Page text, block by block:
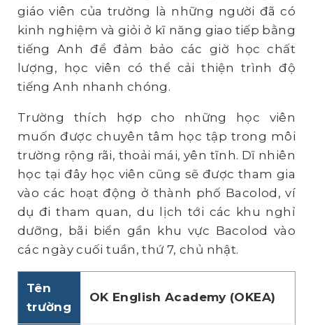
giáo viên của trường là những người đã có
kinh nghiệm và giỏi ở kĩ năng giao tiếp bằng
tiếng Anh để đảm bảo các giờ học chất
lượng, học viên có thể cải thiện trình độ
tiếng Anh nhanh chóng.
Trường thích hợp cho những học viên
muốn được chuyên tâm học tập trong môi
trường rộng rãi, thoải mái, yên tĩnh. Dĩ nhiên
học tại đây học viên cũng sẽ được tham gia
vào các hoạt động ở thành phố Bacolod, ví
dụ đi tham quan, du lịch tới các khu nghỉ
dưỡng, bãi biển gần khu vực Bacolod vào
các ngày cuối tuần, thứ 7, chủ nhật.
Tên
trường
OK English Academy (OKEA)